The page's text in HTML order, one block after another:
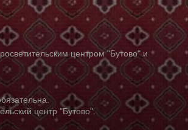
центром "Бутово" и
центр "Бутово".